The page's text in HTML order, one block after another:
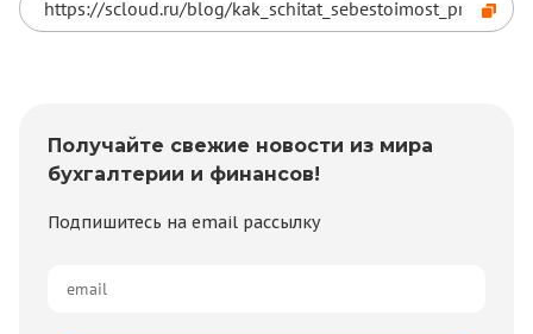
Получайте свежие новости из мира
бухгалтерии и финансов!
Подпишитесь на email рассылку